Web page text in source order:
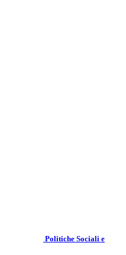
Politiche Sociali e